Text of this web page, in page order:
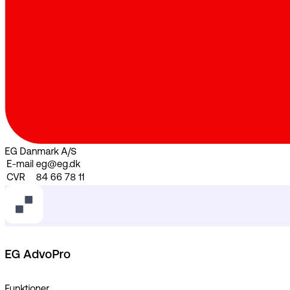
EG Danmark A/S
E-mail eg@eg.dk
CVR
84 66 78 11
EG AdvoPro